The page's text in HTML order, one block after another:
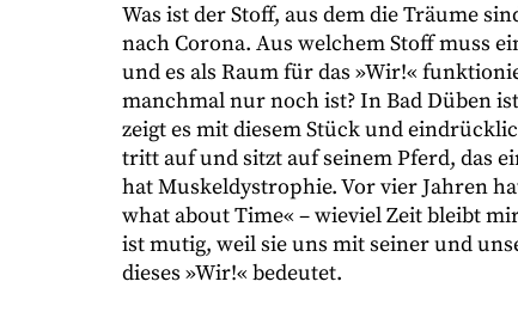
Was ist der Stoff, aus dem die Träume
nach Corona. Aus welchem Stoff muss
und es als Raum für das »Wir!«
manchmal nur noch ist? In Bad Düben
zeigt es mit diesem Stück und
tritt auf und sitzt auf seinem Pferd, das
hat Muskeldystrophie. Vor vier Jahren
what about Time« – wieviel Zeit bleibt
ist mutig, weil sie uns mit seiner und
dieses »Wir!« bedeutet.